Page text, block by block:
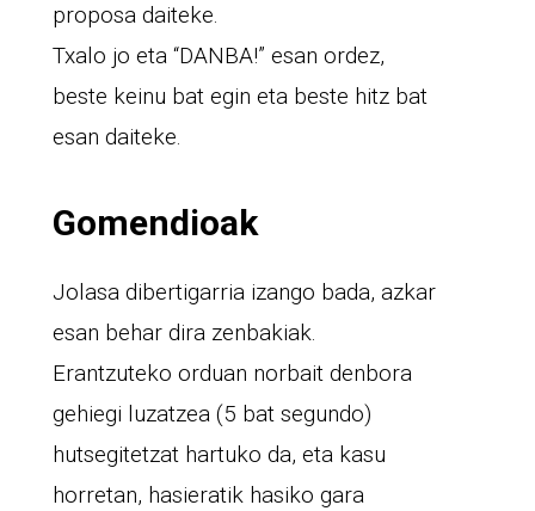
proposa daiteke.
Txalo jo eta “DANBA!” esan ordez,
beste keinu bat egin eta beste hitz bat
esan daiteke.
Gomendioak
Jolasa dibertigarria izango bada, azkar
esan behar dira zenbakiak.
Erantzuteko orduan norbait denbora
gehiegi luzatzea (5 bat segundo)
hutsegitetzat hartuko da, eta kasu
horretan, hasieratik hasiko gara